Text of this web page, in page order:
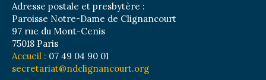
Adresse postale et presbytère :
Paroisse Notre-Dame de Clignancourt
97 rue du Mont-Cenis
75018 Paris
Accueil : 07 49 04 90 01
secretariat@ndclignancourt.org